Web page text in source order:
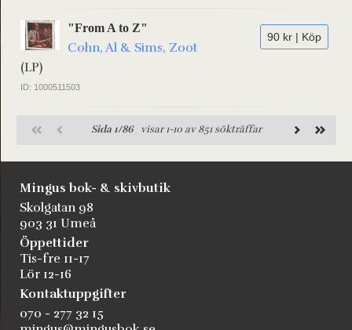
90 kr | Köp
"From A to Z"
Cohn, Al & Sims, Zoot
(LP)
ID: 1000511503
Sida 1/86visar 1-10 av 851 sökträffar
Mingus bok- & skivbutik
Skolgatan 98
903 31 Umeå
Öppettider
Tis-fre 11-17
Lör 12-16
Kontaktuppgifter
070 - 277 32 15